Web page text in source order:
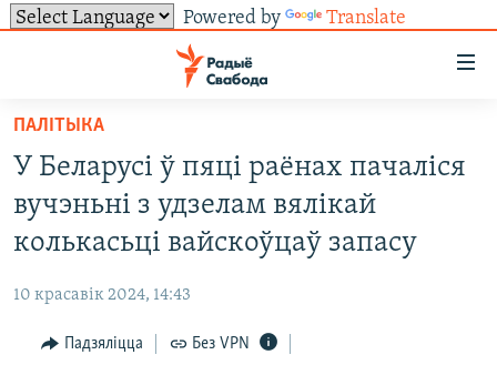
Powered by Translate
ўнівэрсальнага
доступу
Перайсьці
да
галоўнага
зьместу
да
навігацыі
УСЕ НАВІНЫ
ПАЛІТЫКА
ЭКАНОМІКА
ТОЛЬКІ НА СВАБОДЗЕ
ГІСТОРЫЯ НА СВАБОДЗЕ
ПАДКАСТЫ
СУВЯЗЬ
ПАДЗЯЛІЦЦА ІНФАРМАЦЫЯЙ
RSS
ПАДКАСТЫ
ПАЛІТЫКА
У Беларусі ў пяці раёнах пачаліся
вучэньні з удзелам вялікай
колькасьці вайскоўцаў запасу
10 красавік 2024, 14:43
Падзяліцца Без VPN